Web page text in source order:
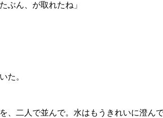
ぶん、が取れたね」
た。
、二人で並んで。水はもうきれいに澄んで